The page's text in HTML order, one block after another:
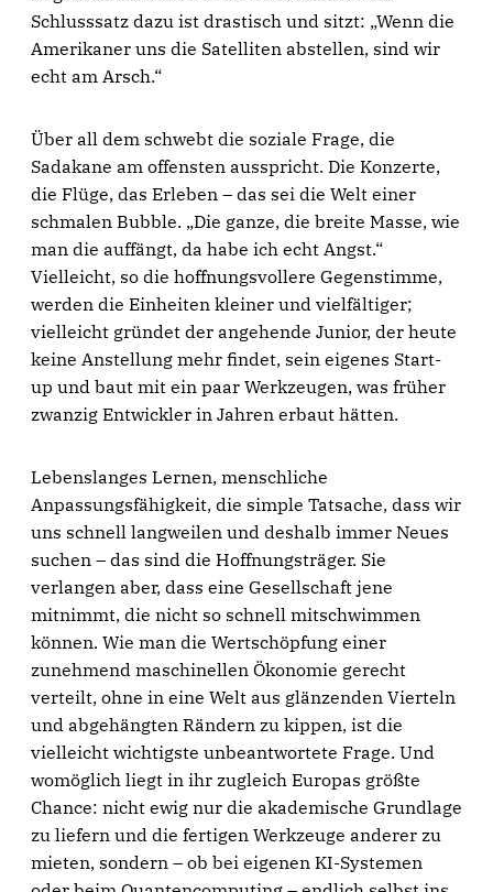
Schlusssatz dazu ist drastisch und sitzt: „Wenn die
Amerikaner uns die Satelliten abstellen, sind wir
echt am Arsch.“
Über all dem schwebt die soziale Frage, die
Sadakane am offensten ausspricht. Die Konzerte,
die Flüge, das Erleben – das sei die Welt einer
schmalen Bubble. „Die ganze, die breite Masse, wie
man die auffängt, da habe ich echt Angst.“
Vielleicht, so die hoffnungsvollere Gegenstimme,
werden die Einheiten kleiner und vielfältiger;
vielleicht gründet der angehende Junior, der heute
keine Anstellung mehr findet, sein eigenes Start-
up und baut mit ein paar Werkzeugen, was früher
zwanzig Entwickler in Jahren erbaut hätten.
Lebenslanges Lernen, menschliche
Anpassungsfähigkeit, die simple Tatsache, dass wir
uns schnell langweilen und deshalb immer Neues
suchen – das sind die Hoffnungsträger. Sie
verlangen aber, dass eine Gesellschaft jene
mitnimmt, die nicht so schnell mitschwimmen
können. Wie man die Wertschöpfung einer
zunehmend maschinellen Ökonomie gerecht
verteilt, ohne in eine Welt aus glänzenden Vierteln
und abgehängten Rändern zu kippen, ist die
vielleicht wichtigste unbeantwortete Frage. Und
womöglich liegt in ihr zugleich Europas größte
Chance: nicht ewig nur die akademische Grundlage
zu liefern und die fertigen Werkzeuge anderer zu
mieten, sondern – ob bei eigenen KI-Systemen